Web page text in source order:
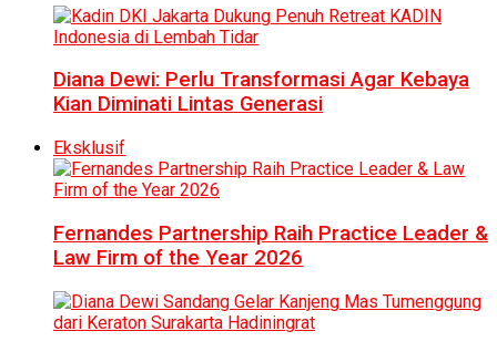
Diana Dewi: Perlu Transformasi Agar Kebaya
Kian Diminati Lintas Generasi
Eksklusif
Fernandes Partnership Raih Practice Leader &
Law Firm of the Year 2026